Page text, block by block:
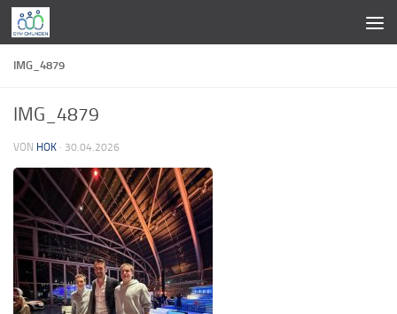
Zum Inhalt springen
IMG_4879
IMG_4879
VON HOK · 30.04.2026